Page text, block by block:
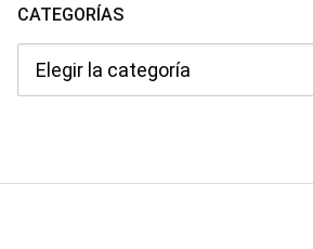
CATEGORÍAS